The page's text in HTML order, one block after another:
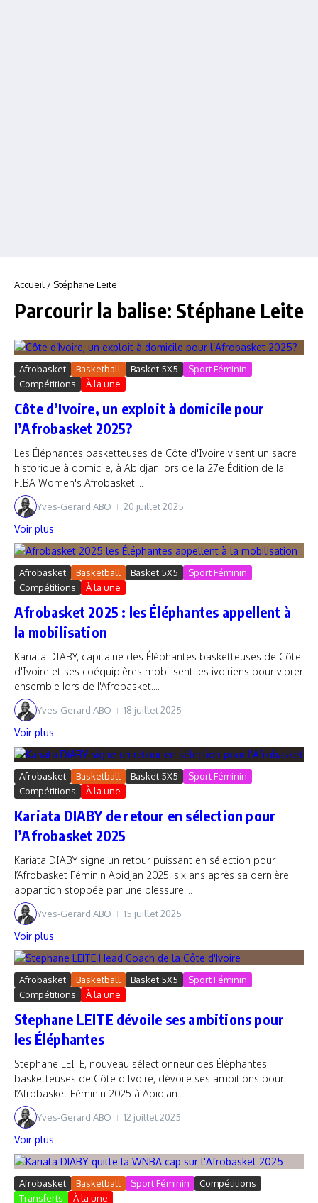
Accueil / Stéphane Leite
Parcourir la balise: Stéphane Leite
Afrobasket Basketball Basket 5X5
Sport Féminin
Compétitions
À la une
Côte d’Ivoire, un exploit à domicile pour
l’Afrobasket 2025?
Les Éléphantes basketteuses de Côte d'Ivoire visent un sacre
historique à domicile, à Abidjan lors de la 27e Édition de la
FIBA Women's Afrobasket....
Yves-Gerard ABO 20 juillet 2025
Voir plus
Afrobasket Basketball Basket 5X5
Sport Féminin
Compétitions
À la une
Afrobasket 2025 : les Éléphantes appellent à
la mobilisation
Kariata DIABY, capitaine des Éléphantes basketteuses de Côte
d'Ivoire et ses coéquipières mobilisent les ivoiriens pour vibrer
ensemble lors de l'Afrobasket....
Yves-Gerard ABO 18 juillet 2025
Voir plus
Afrobasket Basketball Basket 5X5
Sport Féminin
Compétitions
À la une
Kariata DIABY de retour en sélection pour
l’Afrobasket 2025
Kariata DIABY signe un retour puissant en sélection pour
l’Afrobasket Féminin Abidjan 2025, six ans après sa dernière
apparition stoppée par une blessure....
Yves-Gerard ABO 15 juillet 2025
Voir plus
Afrobasket Basketball Basket 5X5
Sport Féminin
Compétitions
À la une
Stephane LEITE dévoile ses ambitions pour
les Éléphantes
Stephane LEITE, nouveau sélectionneur des Éléphantes
basketteuses de Côte d'Ivoire, dévoile ses ambitions pour
l’Afrobasket Féminin 2025 à Abidjan....
Yves-Gerard ABO 12 juillet 2025
Voir plus
Afrobasket Basketball Sport Féminin
Compétitions
Transferts
À la une